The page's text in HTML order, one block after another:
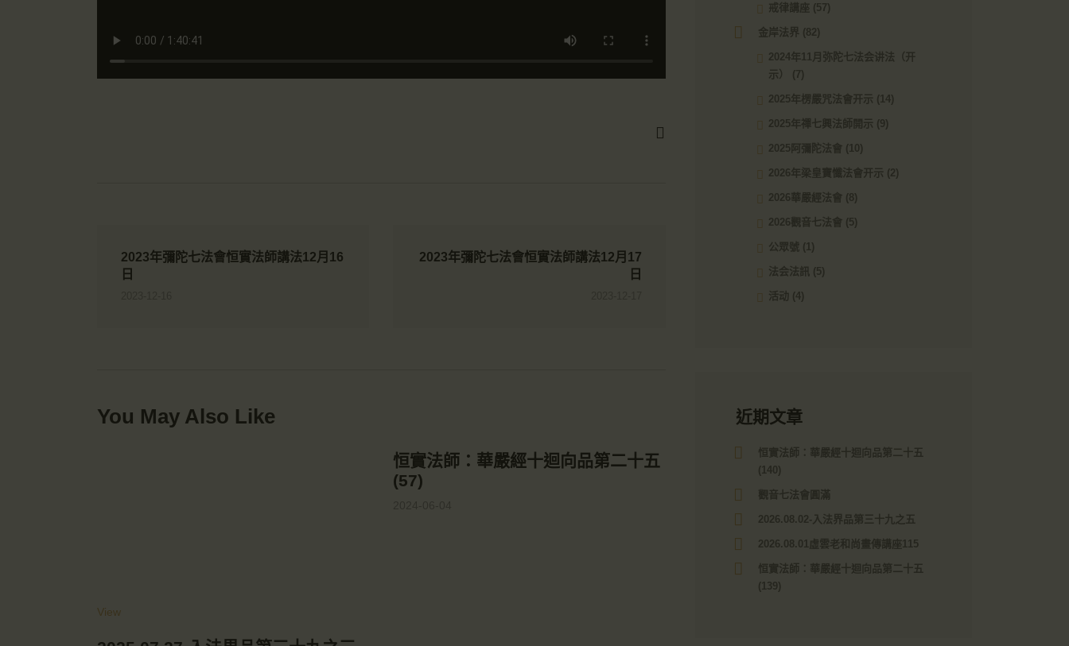
2023年彌陀七法會恒實法師講法12月16
日
2023年彌陀七法會恒實法師講法12月17
日
You May Also Like
View
恒實法師：華嚴經十迴向品第二十五
(57)
戒律講座 (57)
金岸法界 (82)
2024年11月弥陀七法会讲法（开
示）
(7)
2025年楞嚴咒法會开示 (14)
2025年禪七興法師開示 (9)
2025阿彌陀法會 (10)
2026年梁皇寶懺法會开示 (2)
2026華嚴經法會 (8)
2026觀音七法會 (5)
公眾號 (1)
法会法訊 (5)
活动 (4)
近期文章
恒實法師：華嚴經十迴向品第二十五
(140)
觀音七法會圓滿
2026.08.02-入法界品第三十九之五
2026.08.01虛雲老和尚畫傳講座115
恒實法師：華嚴經十迴向品第二十五
(139)